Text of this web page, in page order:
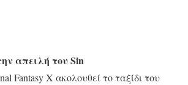
απειλή του Sin
Fantasy X ακολουθεί το ταξίδι του